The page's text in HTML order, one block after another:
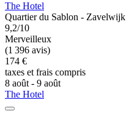
The Hotel
Quartier du Sablon - Zavelwijk
9,2/10
Merveilleux
(1 396 avis)
174 €
taxes et frais compris
8 août - 9 août
The Hotel